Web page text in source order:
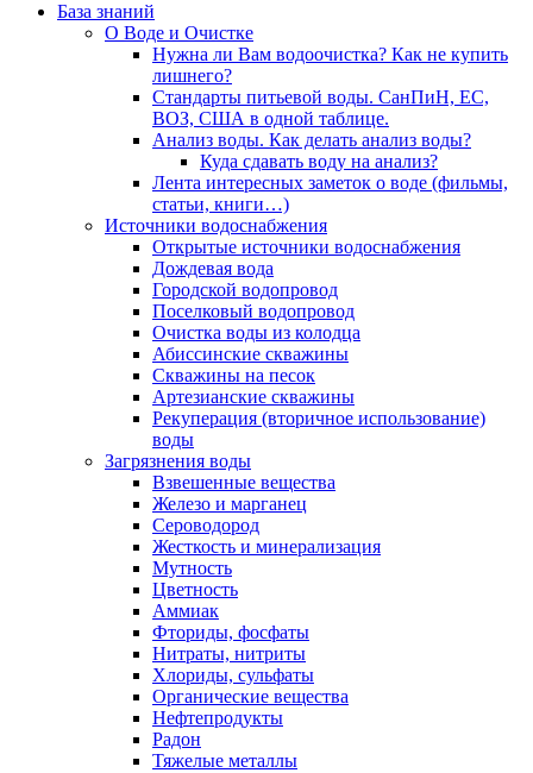
База знаний
О Воде и Очистке
Нужна ли Вам водоочистка? Как не купить
лишнего?
Стандарты питьевой воды. СанПиН, ЕС,
ВОЗ, США в одной таблице.
Анализ воды. Как делать анализ воды?
Куда сдавать воду на анализ?
Лента интересных заметок о воде (фильмы,
статьи, книги…)
Источники водоснабжения
Открытые источники водоснабжения
Дождевая вода
Городской водопровод
Поселковый водопровод
Очистка воды из колодца
Абиссинские скважины
Скважины на песок
Артезианские скважины
Рекуперация (вторичное использование)
воды
Загрязнения воды
Взвешенные вещества
Железо и марганец
Сероводород
Жесткость и минерализация
Мутность
Цветность
Аммиак
Фториды, фосфаты
Нитраты, нитриты
Хлориды, сульфаты
Органические вещества
Нефтепродукты
Радон
Тяжелые металлы